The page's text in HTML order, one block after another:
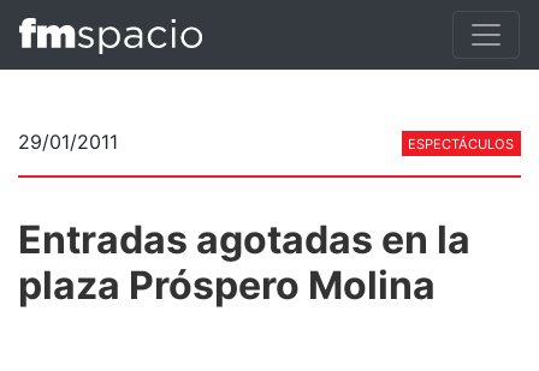
29/01/2011 ESPECTÁCULOS
Entradas agotadas en la
plaza Próspero Molina